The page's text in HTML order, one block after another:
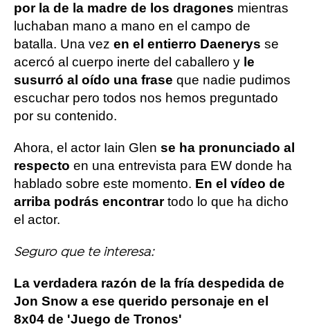
por la de la madre de los dragones mientras
luchaban mano a mano en el campo de
batalla. Una vez en el entierro Daenerys se
acercó al cuerpo inerte del caballero y le
susurró al oído una frase que nadie pudimos
escuchar pero todos nos hemos preguntado
por su contenido.
Ahora, el actor Iain Glen se ha pronunciado al
respecto en una entrevista para EW donde ha
hablado sobre este momento. En el vídeo de
arriba podrás encontrartodo lo que ha dicho
el actor.
Seguro que te interesa:
La verdadera razón de la fría despedida de
Jon Snow a ese querido personaje en el
8x04 de 'Juego de Tronos'